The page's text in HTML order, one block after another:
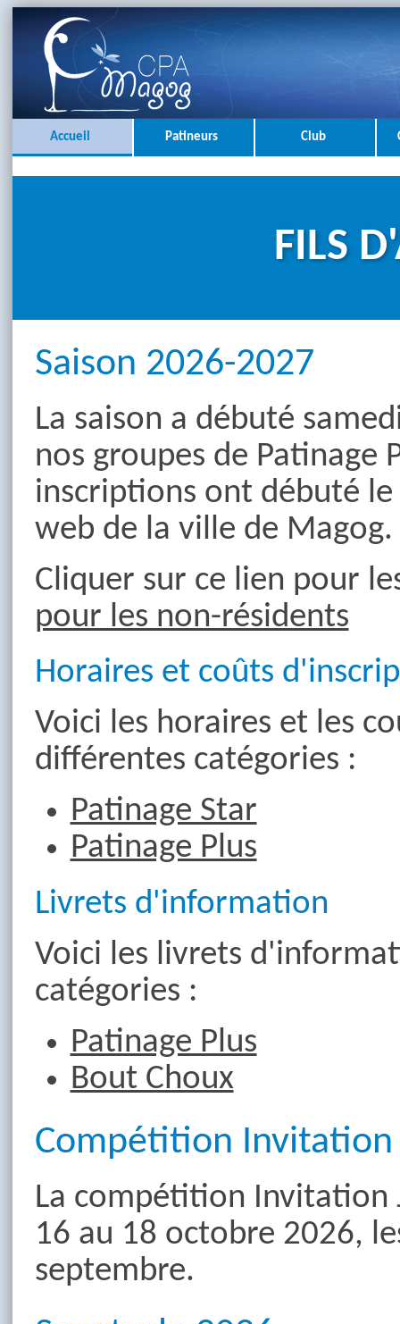
Accueil Patineurs Club
FILS
Saison 2026-2027
La saison a débuté
nos groupes de Patinage
inscriptions ont débuté
web de la ville de Magog.
Cliquer sur ce lien pour
pour les non-résidents
Horaires et coûts
Voici les horaires et les
différentes catégories :
Patinage Star
Patinage Plus
Livrets d'information
Voici les livrets
catégories :
Patinage Plus
Bout Choux
Compétition Invitation
La compétition Invitation
16 au 18 octobre 2026,
septembre.